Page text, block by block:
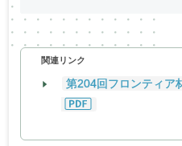
関連リンク
第204回フロンティア